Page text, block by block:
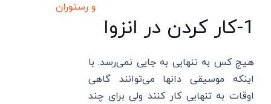
1-کار کردن در انزوا
هیچ کس به تنهایی به جایی نمی‌رسد. با
اینکه موسیقی دانها می‌توانند گاهی
اوقات به تنهایی کار کنند ولی برای چند
و رستوران